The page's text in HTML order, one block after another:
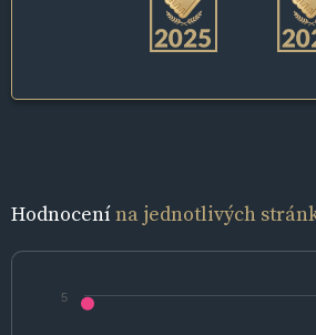
Hodnocenína jednotlivých
5